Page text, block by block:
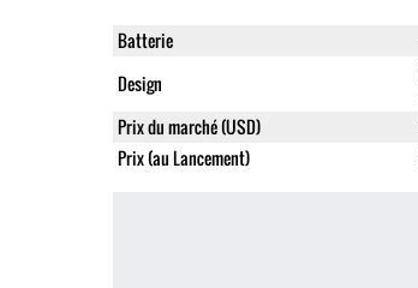
Batterie
Design
Prix du marché (USD)
Prix (au Lancement)